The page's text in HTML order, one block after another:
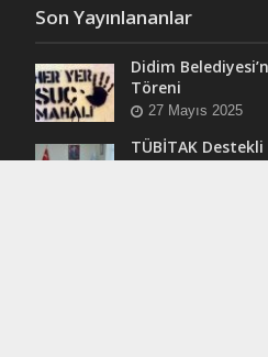
Son Yayınlananlar
Didim
Töreni
27 Mayıs 2025
TÜBİTAK
Didim’de ve Tüm